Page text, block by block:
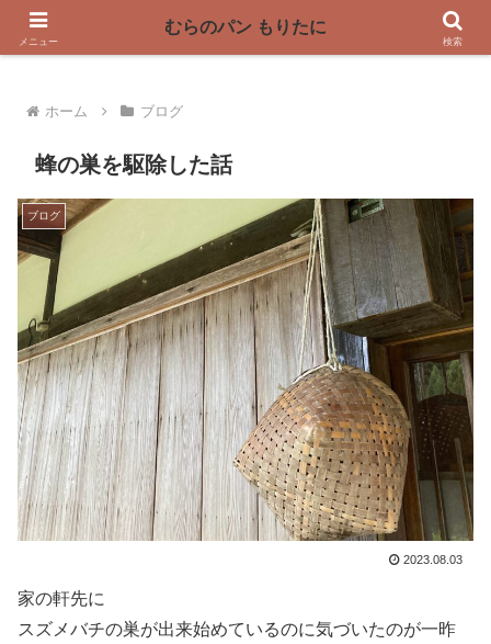
〜奈良県曽爾村の薪窯パン屋〜
ホーム ブログ
蜂の巣を駆除した話
ブログ
2023.08.03
家の軒先に
スズメバチの巣が出来始めているのに気づいたのが一昨
メニュー
むらのパン もりたに
検索